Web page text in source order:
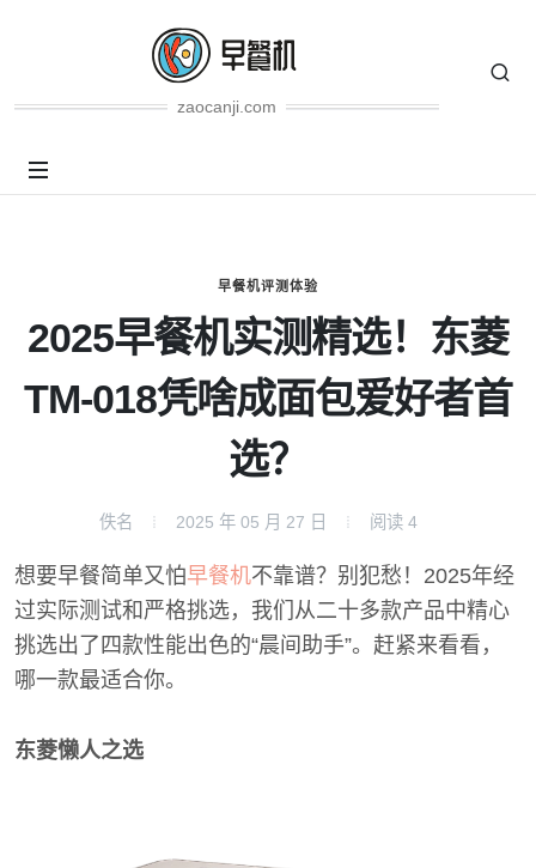
zaocanji.com
早餐机评测体验
2025早餐机实测精选！东菱
TM-018凭啥成面包爱好者首
选？
佚名 2025 年 05 月 27 日 阅读 4
想要早餐简单又怕早餐机不靠谱？别犯愁！2025年经
过实际测试和严格挑选，我们从二十多款产品中精心
挑选出了四款性能出色的“晨间助手”。赶紧来看看，
哪一款最适合你。
东菱懒人之选